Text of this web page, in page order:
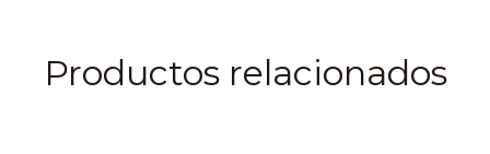
Productos relacionados